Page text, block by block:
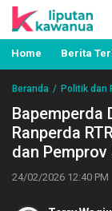
Liputan
Berita
Home Berita
Beranda Politik dan
Bapemperda
Ranperda
dan Pemprov
24/02/2026 12:40 PM